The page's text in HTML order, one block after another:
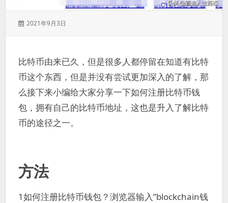
发
2021年9月3日
比特币由来已久，但是很多人都停留在知道有比特
币这个东西，但是并没有尝试更加深入的了解，那
么接下来小编给大家分享一下如何注册比特币钱
包，拥有自己的比特币地址，这也是升入了解比特
币的途径之一。
方法
1如何注册比特币钱包？浏览器输入”blockchain钱